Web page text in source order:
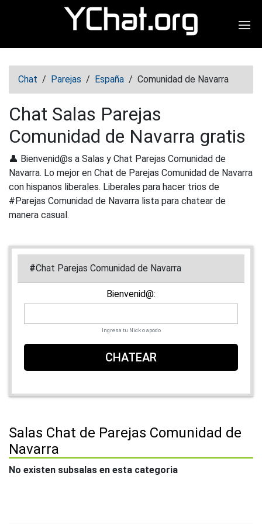
Chat / Parejas / España / Comunidad de Navarra
Chat Salas Parejas
Comunidad de Navarra gratis
👤 Bienvenid@s a Salas y Chat Parejas Comunidad de
Navarra. Lo mejor en Chat de Parejas Comunidad de Navarra
con hispanos liberales. Liberales para hacer trios de
#Parejas Comunidad de Navarra lista para chatear de
manera casual.
#Chat Parejas Comunidad de Navarra
Bienvenid@:
Ingresa tu Nick o apodo
CHATEAR
Salas Chat de Parejas Comunidad de
Navarra
No existen subsalas en esta categoria